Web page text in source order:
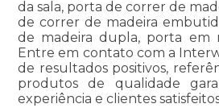
da sala, porta de correr de
de correr de madeira
de madeira dupla, porta em
Entre em contato com a
de resultados positivos,
produtos de qualidade
experiência e clientes